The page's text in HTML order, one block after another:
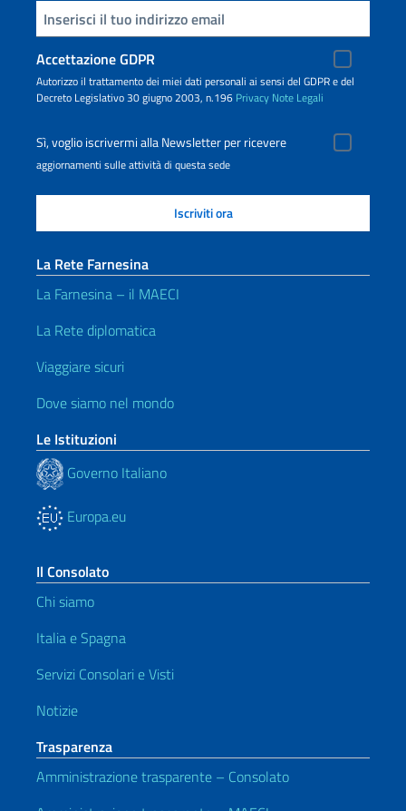
Inserisci la tua email
Accettazione GDPR
Autorizzo il trattamento dei miei dati personali ai sensi del GDPR e del
Decreto Legislativo 30 giugno 2003, n.196 Privacy Note Legali
Sì, voglio iscrivermi alla Newsletter per ricevere
aggiornamenti sulle attività di questa sede
La Rete Farnesina
La Farnesina – il MAECI
La Rete diplomatica
Viaggiare sicuri
Dove siamo nel mondo
Le Istituzioni
Governo Italiano
Europa.eu
Il Consolato
Chi siamo
Italia e Spagna
Servizi Consolari e Visti
Notizie
Trasparenza
Amministrazione trasparente – Consolato